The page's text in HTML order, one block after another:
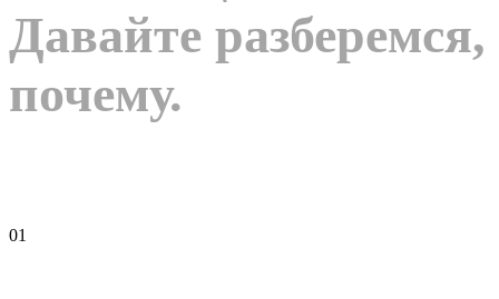
Давайте разберемся,
почему.
01